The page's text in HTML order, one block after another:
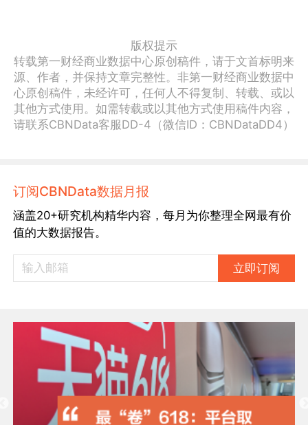
版权提示
转载第一财经商业数据中心原创稿件，请于文首标明来
源、作者，并保持文章完整性。非第一财经商业数据中
心原创稿件，未经许可，任何人不得复制、转载、或以
其他方式使用。如需转载或以其他方式使用稿件内容，
请联系CBNData客服DD-4（微信ID：CBNDataDD4）
订阅CBNData数据月报
涵盖20+研究机构精华内容，每月为你整理全网最有价
值的大数据报告。
立即订阅